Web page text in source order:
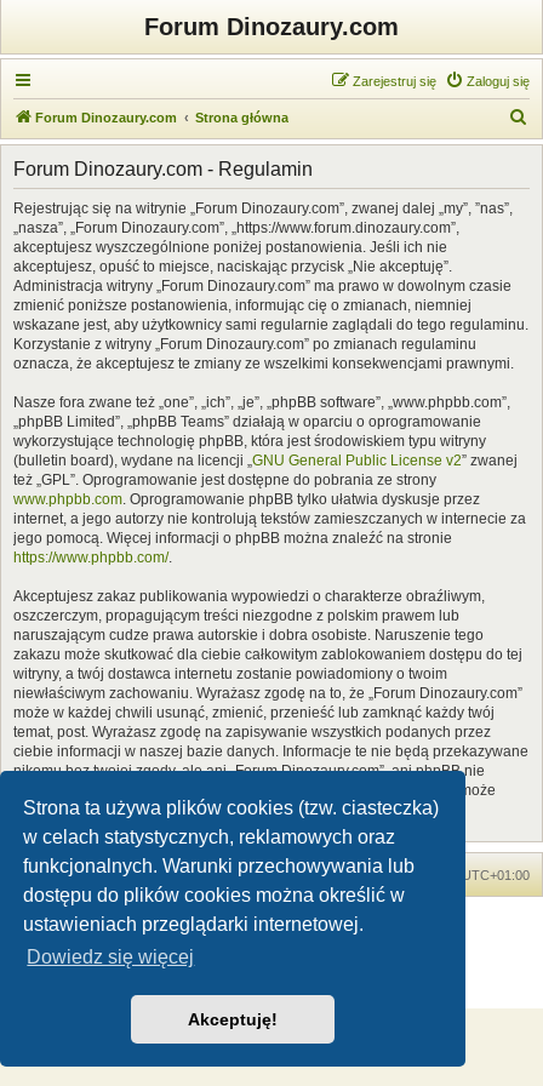
Strona ta używa plików cookies (tzw. ciasteczka)
w celach statystycznych, reklamowych oraz
funkcjonalnych. Warunki przechowywania lub
dostępu do plików cookies można określić w
ustawieniach przeglądarki internetowej.
Dowiedz się więcej
Akceptuję!
Forum Dinozaury.com
Zaloguj się
Zarejestruj się
Forum Dinozaury.com Strona główna
z
Forum Dinozaury.com - Regulamin
Rejestrując się na witrynie „Forum Dinozaury.com”, zwanej dalej „my”, ”nas”,
„nasza”, „Forum Dinozaury.com”, „https://www.forum.dinozaury.com”,
akceptujesz wyszczególnione poniżej postanowienia. Jeśli ich nie
akceptujesz, opuść to miejsce, naciskając przycisk „Nie akceptuję”.
Administracja witryny „Forum Dinozaury.com” ma prawo w dowolnym czasie
zmienić poniższe postanowienia, informując cię o zmianach, niemniej
wskazane jest, aby użytkownicy sami regularnie zaglądali do tego regulaminu.
Korzystanie z witryny „Forum Dinozaury.com” po zmianach regulaminu
oznacza, że akceptujesz te zmiany ze wszelkimi konsekwencjami prawnymi.
Nasze fora zwane też „one”, „ich”, „je”, „phpBB software”, „www.phpbb.com”,
„phpBB Limited”, „phpBB Teams” działają w oparciu o oprogramowanie
wykorzystujące technologię phpBB, która jest środowiskiem typu witryny
(bulletin board), wydane na licencji „GNU General Public License v2” zwanej
też „GPL”. Oprogramowanie jest dostępne do pobrania ze strony
www.phpbb.com. Oprogramowanie phpBB tylko ułatwia dyskusje przez
internet, a jego autorzy nie kontrolują tekstów zamieszczanych w internecie za
jego pomocą. Więcej informacji o phpBB można znaleźć na stronie
https://www.phpbb.com/.
Akceptujesz zakaz publikowania wypowiedzi o charakterze obraźliwym,
oszczerczym, propagującym treści niezgodne z polskim prawem lub
naruszającym cudze prawa autorskie i dobra osobiste. Naruszenie tego
zakazu może skutkować dla ciebie całkowitym zablokowaniem dostępu do tej
witryny, a twój dostawca internetu zostanie powiadomiony o twoim
niewłaściwym zachowaniu. Wyrażasz zgodę na to, że „Forum Dinozaury.com”
może w każdej chwili usunąć, zmienić, przenieść lub zamknąć każdy twój
temat, post. Wyrażasz zgodę na zapisywanie wszystkich podanych przez
ciebie informacji w naszej bazie danych. Informacje te nie będą przekazywane
nikomu bez twojej zgody, ale ani „Forum Dinozaury.com”, ani phpBB nie
ponosi odpowiedzialności za włamania do witryny, podczas których może
dojść do kradzieży danych.
Forum Dinozaury.com Strona główna Strefa czasowa UTC+01:00
Dinozaury.com© 2006-2020
Polski pakiet językowy dostarcza